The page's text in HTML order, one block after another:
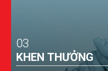
03
KHEN THƯỞNG